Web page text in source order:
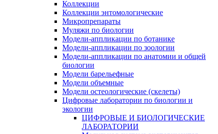
Коллекции
Коллекции энтомологические
Микропрепараты
Муляжи по биологии
Модели-аппликации по ботанике
Модели-аппликации по зоологии
Модели-аппликации по анатомии и общей
биологии
Модели барельефные
Модели объемные
Модели остеологические (скелеты)
Цифровые лаборатории по биологии и
экологии
ЦИФРОВЫЕ И БИОЛОГИЧЕСКИЕ
ЛАБОРАТОРИИ